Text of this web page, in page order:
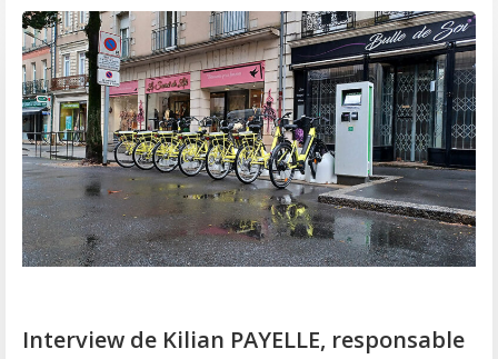
Interview de Kilian PAYELLE, responsable